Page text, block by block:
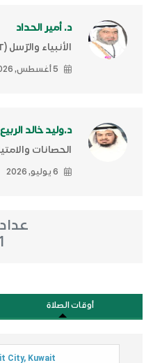
د. أمير الحداد
الأنبياء والرّسل (٢)ّ
5 أغسطس, 2026
د.وليد خالد الربيع
الحصانات
6 يوليو, 2026
عداد
أوقات الصلاة